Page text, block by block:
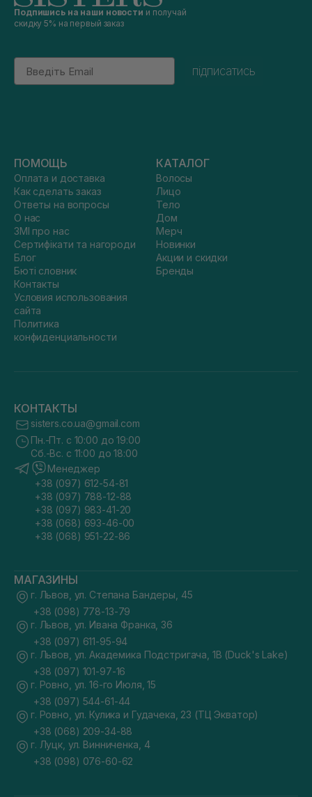
Подпишись на наши новости и получай
скидку 5% на первый заказ
Email
підписатись
ПОМОЩЬ
Оплата и доставка
Как сделать заказ
Ответы на вопросы
О нас
ЗМІ про нас
Сертифікати та нагороди
Блог
Бюті словник
Контакты
Условия использования
сайта
Политика
конфиденциальности
КАТАЛОГ
Волосы
Лицо
Тело
Дом
Мерч
Новинки
Акции и скидки
Бренды
КОНТАКТЫ
sisters.co.ua@gmail.com
Пн.-Пт. с 10:00 до 19:00
Сб.-Вс. с 11:00 до 18:00
Менеджер
+38 (097) 612-54-81
+38 (097) 788-12-88
+38 (097) 983-41-20
+38 (068) 693-46-00
+38 (068) 951-22-86
МАГАЗИНЫ
г. Львов, ул. Степана Бандеры, 45
+38 (098) 778-13-79
г. Львов, ул. Ивана Франка, 36
+38 (097) 611-95-94
г. Львов, ул. Академика Подстригача, 1В (Duck's Lake)
+38 (097) 101-97-16
г. Ровно, ул. 16-го Июля, 15
+38 (097) 544-61-44
г. Ровно, ул. Кулика и Гудачека, 23 (ТЦ Экватор)
+38 (068) 209-34-88
г. Луцк, ул. Винниченка, 4
+38 (098) 076-60-62